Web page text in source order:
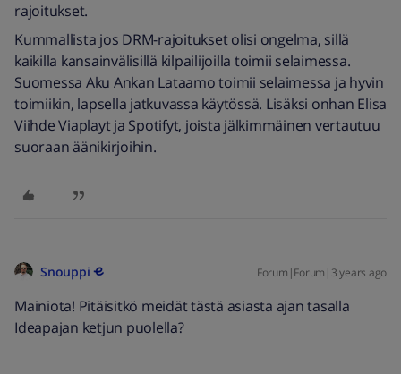
rajoitukset.
Kummallista jos DRM-rajoitukset olisi ongelma, sillä
kaikilla kansainvälisillä kilpailijoilla toimii selaimessa.
Suomessa Aku Ankan Lataamo toimii selaimessa ja hyvin
toimiikin, lapsella jatkuvassa käytössä. Lisäksi onhan Elisa
Viihde Viaplayt ja Spotifyt, joista jälkimmäinen vertautuu
suoraan äänikirjoihin.
Snouppi Forum|Forum|3 years ago
Mainiota! Pitäisitkö meidät tästä asiasta ajan tasalla
Ideapajan ketjun puolella?